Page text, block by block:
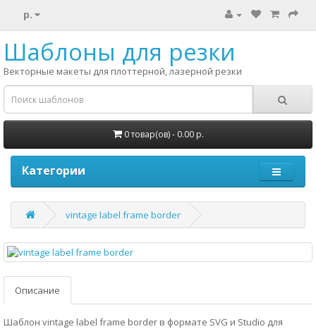
р.
Шаблоны для резки
Векторные макеты для плоттерной, лазерной резки
0 товар(ов) - 0.00 р.
Категории
vintage label frame border
Описание
Шаблон vintage label frame border в формате SVG и Studio для